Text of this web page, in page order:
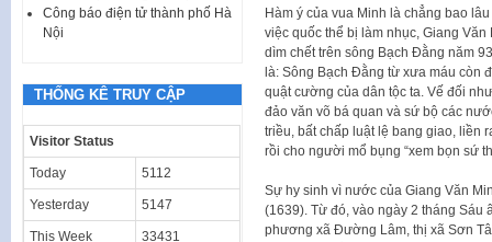
Hàm ý của vua Minh là chẳng bao
việc quốc thể bị làm nhục, Giang
dìm chết trên sông Bạch Đằng năm
là: Sông Bạch Đằng từ xưa máu còn
quật cường của dân tộc ta. Vế đối
đảo văn võ bá quan và sứ bộ các
triều, bất chấp luật lệ bang giao, liền
rồi cho người mổ bụng “xem bọn sứ
Sự hy sinh vì nước của Giang Văn
(1639). Từ đó, vào ngày 2 tháng Sáu
phương xã Đường Lâm, thị xã Sơn
Công báo điện tử thành phố Hà
Nội
THỐNG KÊ TRUY CẬP
Visitor Status
Today 5112
Yesterday 5147
This Week 33431